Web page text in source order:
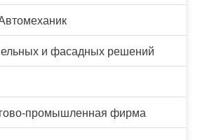
и фасадных решений
промышленная фирма